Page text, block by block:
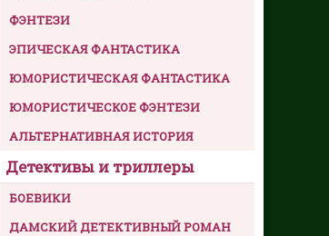
ФЭНТЕЗИ
ЭПИЧЕСКАЯ ФАНТАСТИКА
ЮМОРИСТИЧЕСКАЯ ФАНТАСТИКА
ЮМОРИСТИЧЕСКОЕ ФЭНТЕЗИ
АЛЬТЕРНАТИВНАЯ ИСТОРИЯ
Детективы и триллеры
БОЕВИКИ
ДАМСКИЙ ДЕТЕКТИВНЫЙ РОМАН